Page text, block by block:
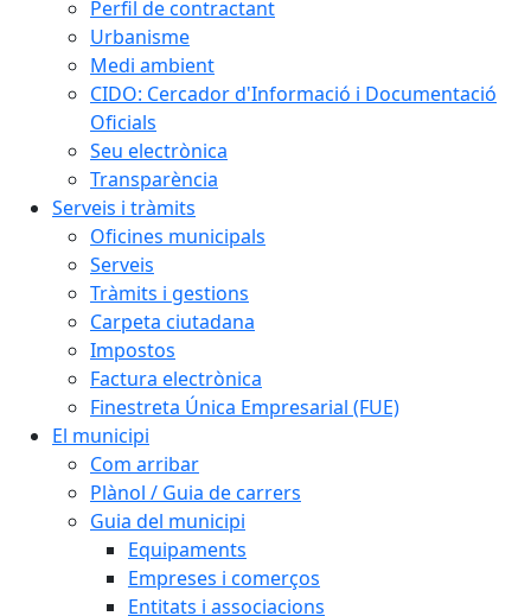
Perfil de contractant
Urbanisme
Medi ambient
CIDO: Cercador d'Informació i Documentació
Oficials
Seu electrònica
Transparència
Serveis i tràmits
Oficines municipals
Serveis
Tràmits i gestions
Carpeta ciutadana
Impostos
Factura electrònica
Finestreta Única Empresarial (FUE)
El municipi
Com arribar
Plànol / Guia de carrers
Guia del municipi
Equipaments
Empreses i comerços
Entitats i associacions